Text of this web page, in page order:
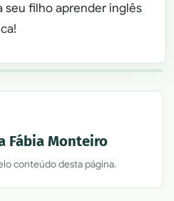
seu filho aprender inglês
Fábia Monteiro
conteúdo desta página.